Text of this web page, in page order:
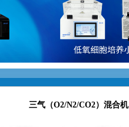
三气（O2/N2/CO2）混合机